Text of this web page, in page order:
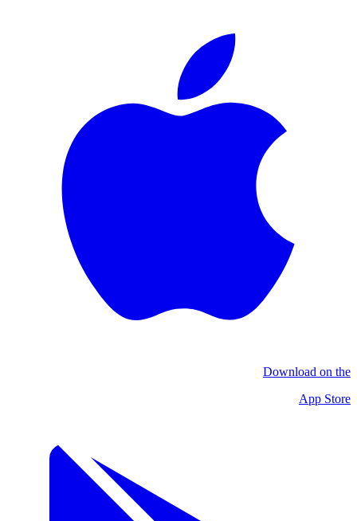
Download on the
App Store